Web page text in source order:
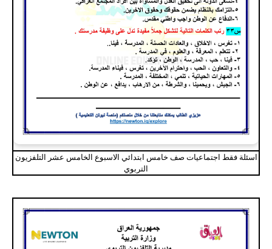
اسئلة فقط اجتماعيات صف خامس ابتدائي الاسبوع الخامس عشر التلفزيون
التربوي